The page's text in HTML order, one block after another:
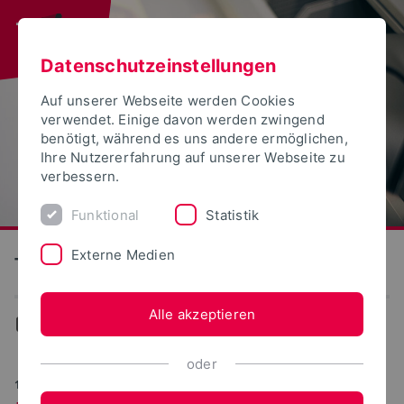
Technische Hochschule Ostwestfalen-Lippe
Promovierende im Portrait
17.05.2023
Datenschutzeinstellungen
Auf unserer Webseite werden Cookies
verwendet. Einige davon werden zwingend
benötigt, während es uns andere ermöglichen,
Ihre Nutzererfahrung auf unserer Webseite zu
verbessern.
Funktional Statistik
Externe Medien
Alle akzeptieren
oder